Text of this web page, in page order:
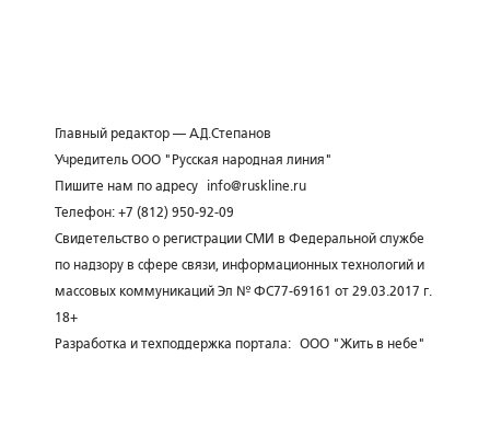
Главный редактор — А.Д.Степанов
Учредитель ООО "Русская народная линия"
Пишите нам по адресу
info@ruskline.ru
Телефон: +7 (812) 950-92-09
Свидетельство о регистрации СМИ в Федеральной службе
по надзору в сфере связи, информационных технологий и
массовых коммуникаций Эл № ФС77-69161 от 29.03.2017 г.
18+
Разработка и техподдержка портала: ООО "Жить в небе"